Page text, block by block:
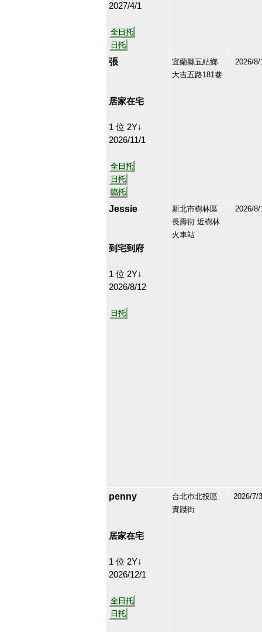
2027/4/1
全日托
日托
張
居家在宅
1 位 2Y↓
2026/11/1
全日托
日托
臨托
宜蘭縣五結鄉
大吉五路181巷
2026/8/
Jessie
到宅到府
1 位 2Y↓
2026/8/12
日托
新北市樹林區
長壽街 近樹林
火車站
2026/8/
penny
居家在宅
1 位 2Y↓
2026/12/1
全日托
日托
台北巿北投區
實踐街
2026/7/